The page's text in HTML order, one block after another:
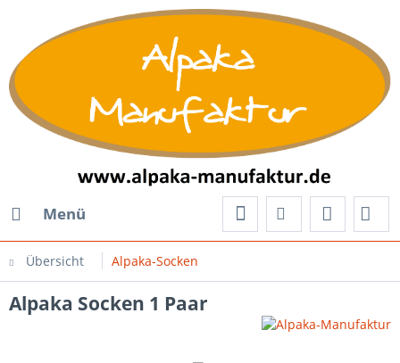
Menü
Übersicht Alpaka-Socken
Alpaka Socken 1 Paar